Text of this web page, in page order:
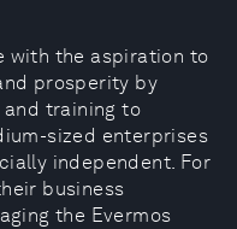
with the aspiration to
prosperity by
training to
sized enterprises
independent. For
business
the Evermos